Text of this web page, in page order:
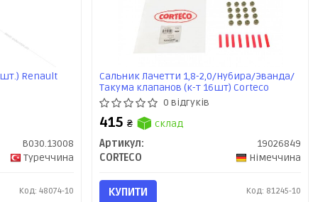
Renault
B030.13008
Туреччина
Код: 48074-10
Сальник Лачетти 1,8-2,0/Нубира/Эванда/
Такума клапанов (к-т 16шт) Corteco
0 відгуків
415₴
склад
Артикул:
19026849
CORTECO
Німеччина
КУПИТИ Код: 81245-10